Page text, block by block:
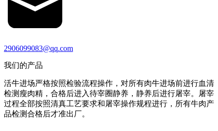
2906099083@qq.com
我们的产品
活牛进场严格按照检验流程操作，对所有肉牛进场前进行血清
检测瘦肉精，合格后进入待宰圈静养，静养后进行屠宰。屠宰
过程全部按照清真工艺要求和屠宰操作规程进行，所有牛肉产
品检测合格后才准出厂。